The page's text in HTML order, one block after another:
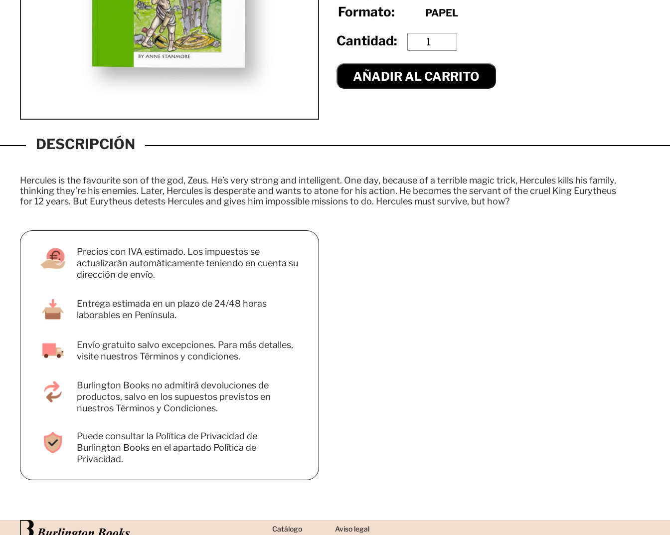
Formato: PAPEL
AÑADIR AL CARRITO
DESCRIPCIÓN
Hercules is the favourite son of the god, Zeus. He’s very strong and intelligent. One day, because of a terrible magic trick, Hercules kills his family,
thinking they’re his enemies. Later, Hercules is desperate and wants to atone for his action. He becomes the servant of the cruel King Eurytheus
for 12 years. But Eurytheus detests Hercules and gives him impossible missions to do. Hercules must survive, but how?
Precios con IVA estimado. Los impuestos se
actualizarán automáticamente teniendo en cuenta su
dirección de envío.
Entrega estimada en un plazo de 24/48 horas
laborables en Península.
Envío gratuito salvo excepciones. Para más detalles,
visite nuestros Términos y condiciones.
Burlington Books no admitirá devoluciones de
productos, salvo en los supuestos previstos en
nuestros Términos y Condiciones.
Puede consultar la Política de Privacidad de
Burlington Books en el apartado Política de
Privacidad.
Catálogo Aviso legal